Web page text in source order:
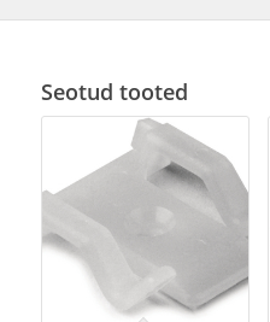
Seotud tooted